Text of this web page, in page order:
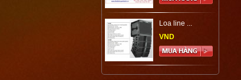
Loa line ...
VND